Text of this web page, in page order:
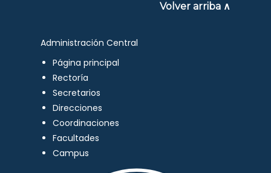
Volver arriba ∧
Administración Central
Página principal
Rectoría
Secretarios
Direcciones
Coordinaciones
Facultades
Campus